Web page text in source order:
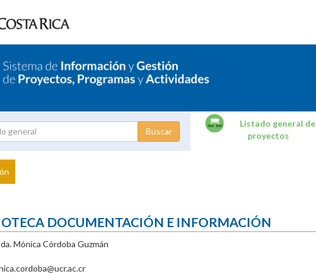
Investigador
Listado general de
proyectos
DOCUMENTACIÓN E INFORMACIÓN
Mónica Córdoba Guzmán